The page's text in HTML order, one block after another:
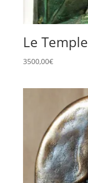
Le Temple
3500,00€